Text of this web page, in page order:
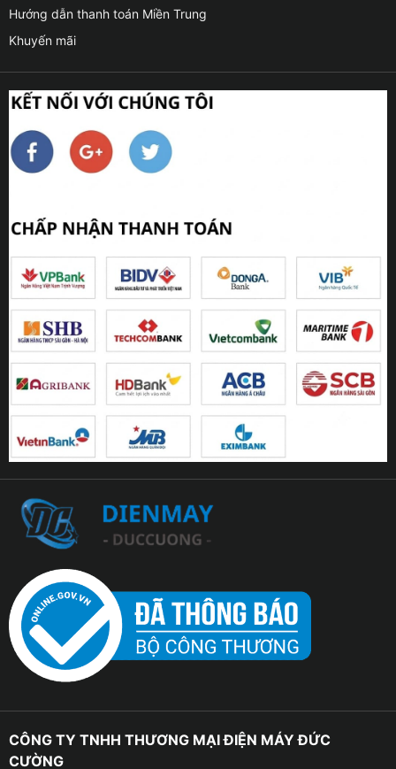
Hướng dẫn thanh toán Miền Trung
Khuyến mãi
CÔNG TY TNHH THƯƠNG MẠI ĐIỆN MÁY ĐỨC
CƯỜNG